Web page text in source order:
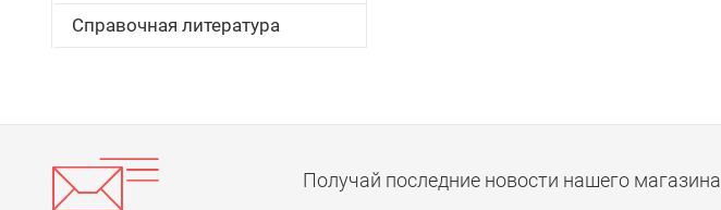
Справочная литература
Получай последние новости нашего магазина